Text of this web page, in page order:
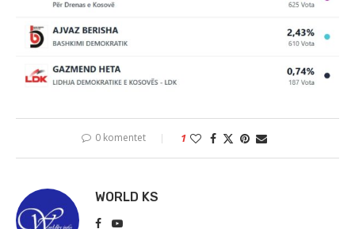
0 komentet 1
WORLD KS